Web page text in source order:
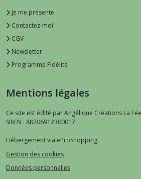
Je me présente
Contactez-moi
CGV
Newsletter
Programme Fidélité
Mentions légales
Ce site est édité par Angélique Créations La Fée
SIREN : 88206912300017
Hébergement via eProShopping
Gestion des cookies
Données personnelles